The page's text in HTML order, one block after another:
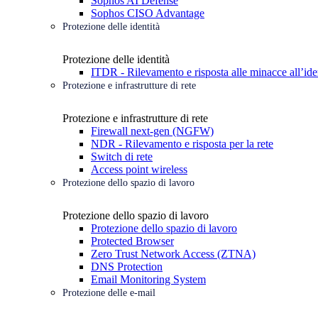
Sophos CISO Advantage
Protezione delle identità
Protezione delle identità
ITDR - Rilevamento e risposta alle minacce
Protezione e infrastrutture di rete
Protezione e infrastrutture di rete
Firewall next-gen (NGFW)
NDR - Rilevamento e risposta per la rete
Switch di rete
Access point wireless
Protezione dello spazio di lavoro
Protezione dello spazio di lavoro
Protezione dello spazio di lavoro
Protected Browser
Zero Trust Network Access (ZTNA)
DNS Protection
Email Monitoring System
Protezione delle e-mail